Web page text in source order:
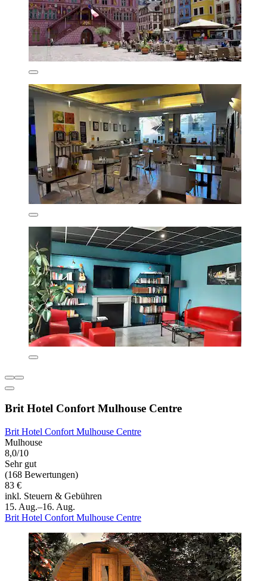
Brit Hotel Confort Mulhouse Centre
Brit Hotel Confort Mulhouse Centre
Mulhouse
8,0/10
Sehr gut
(168 Bewertungen)
83 €
inkl. Steuern & Gebühren
15. Aug.–16. Aug.
Brit Hotel Confort Mulhouse Centre